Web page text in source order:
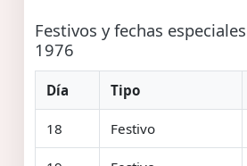
Festivos y fechas
1976
Día Tipo
18 Festivo